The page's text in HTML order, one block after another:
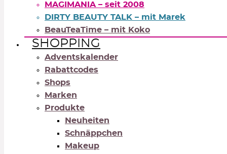
MAGIMANIA – seit 2008
DIRTY BEAUTY TALK – mit Marek
BeauTeaTime – mit Koko
SHOPPING
Adventskalender
Rabattcodes
Shops
Marken
Produkte
Neuheiten
Schnäppchen
Makeup